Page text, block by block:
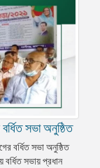
সভা অনুষ্ঠিত
বর্ধিত সভা অনুষ্ঠিত
বর্ধিত সভায় প্রধান